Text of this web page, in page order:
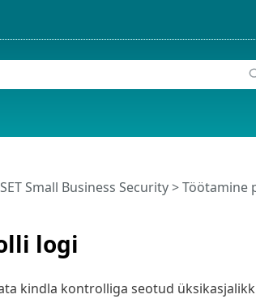
logi
Small Business Security>Töötamine
kindla kontrolliga seotud